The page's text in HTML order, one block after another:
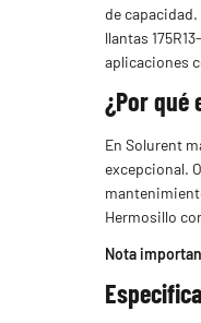
de
llantas
aplicaciones
¿Por qué
En Solurent
excepcional.
Hermosillo
Nota